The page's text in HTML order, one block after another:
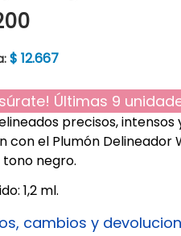
$ 12.667
Últimas 9
precisos, intensos
con el Plumón Delineador
negro.
1,2 ml.
cambios y